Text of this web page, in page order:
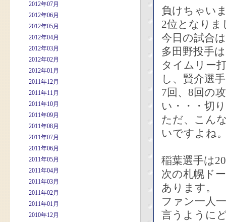
2012年07月
2012年06月
2012年05月
2012年04月
2012年03月
2012年02月
2012年01月
2011年12月
2011年11月
2011年10月
2011年09月
2011年08月
2011年07月
2011年06月
2011年05月
2011年04月
2011年03月
2011年02月
2011年01月
2010年12月
負けちゃい
2位となりま
今日の試合
多田野投手
タイムリー
し、賢介選
7回、8回の
い・・・切
ただ、こん
いですよね
稲葉選手は
次の札幌ド
あります。
ファン一人
言うように